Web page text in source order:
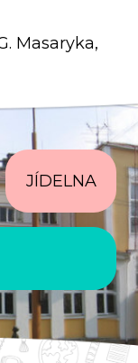
Masaryka,
JÍDELNA